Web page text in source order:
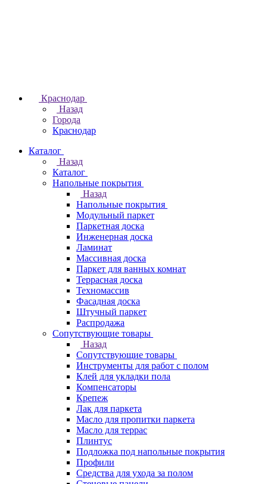
Краснодар
Назад
Города
Краснодар
Каталог
Назад
Каталог
Напольные покрытия
Назад
Напольные покрытия
Модульный паркет
Паркетная доска
Инженерная доска
Ламинат
Массивная доска
Паркет для ванных комнат
Террасная доска
Техномассив
Фасадная доска
Штучный паркет
Распродажа
Сопутствующие товары
Назад
Сопутствующие товары
Инструменты для работ с полом
Клей для укладки пола
Компенсаторы
Крепеж
Лак для паркета
Масло для пропитки паркета
Масло для террас
Плинтус
Подложка под напольные покрытия
Профили
Средства для ухода за полом